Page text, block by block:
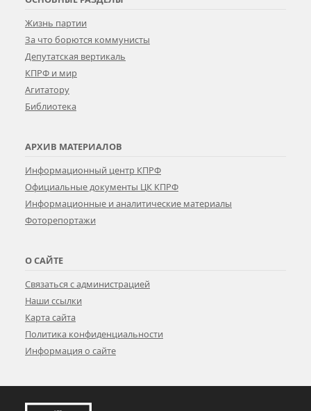
Жизнь партии
За что борются коммунисты
Депутатская вертикаль
КПРФ и мир
Агитатору
Библиотека
АРХИВ МАТЕРИАЛОВ
Информационный центр КПРФ
Официальные документы ЦК КПРФ
Информационные и аналитические материалы
Фоторепортажи
О САЙТЕ
Связаться с администрацией
Наши ссылки
Карта сайта
Политика конфиденциальности
Информация о сайте